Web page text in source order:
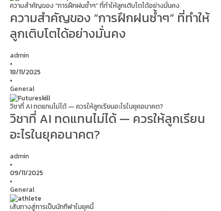
ความสำคัญของ “การฝึกฝนซ้ำๆ” ที่ทำให้ลูกเติบโตได้อย่างมั่นคง
ความสำคัญของ “การฝึกฝนซ้ำๆ” ที่ทำให้
ลูกเติบโตได้อย่างมั่นคง
admin
•
18/11/2025
•
General
วิชาที่ AI ทดแทนไม่ได้ — ควรให้ลูกเรียนอะไรในยุคอนาคต?
วิชาที่ AI ทดแทนไม่ได้ — ควรให้ลูกเรียน
อะไรในยุคอนาคต?
admin
•
09/11/2025
•
General
เส้นทางสู่การเป็นนักกีฬาในยุคนี้